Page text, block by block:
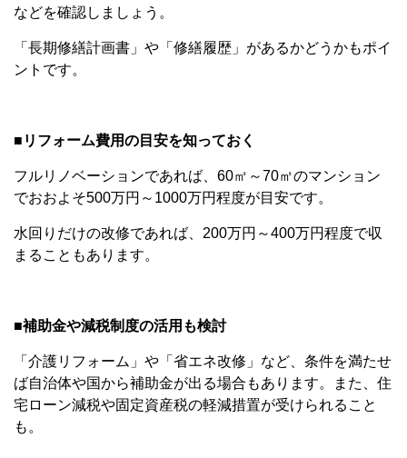
などを確認しましょう。
「長期修繕計画書」や「修繕履歴」があるかどうかもポイ
ントです。
■リフォーム費用の目安を知っておく
フルリノベーションであれば、60㎡～70㎡のマンション
でおおよそ500万円～1000万円程度が目安です。
水回りだけの改修であれば、200万円～400万円程度で収
まることもあります。
■補助金や減税制度の活用も検討
「介護リフォーム」や「省エネ改修」など、条件を満たせ
ば自治体や国から補助金が出る場合もあります。また、住
宅ローン減税や固定資産税の軽減措置が受けられること
も。